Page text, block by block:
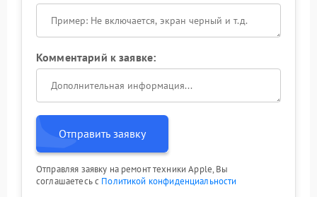
Комментарий к заявке:
Отправить заявку
Отправляя заявку на ремонт техники Apple, Вы
соглашаетесь с Политикой конфиденциальности